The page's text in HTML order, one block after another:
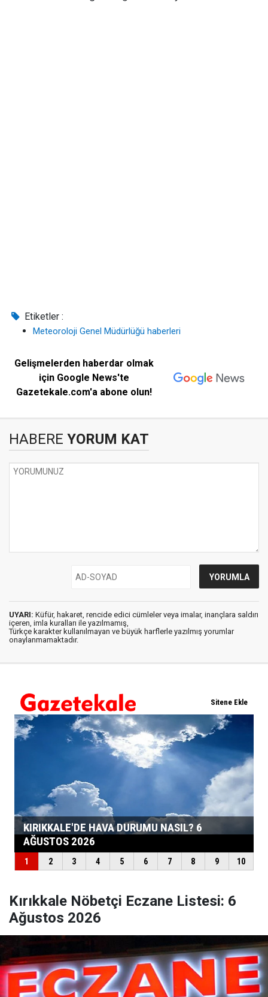
Etiketler :
Meteoroloji Genel Müdürlüğü haberleri
Gelişmelerden haberdar olmak
için Google News'te
Gazetekale.com'a abone olun!
HABERE YORUM KAT
UYARI: Küfür, hakaret, rencide edici cümleler veya imalar, inançlara saldırı
içeren, imla kuralları ile yazılmamış,
Türkçe karakter kullanılmayan ve büyük harflerle yazılmış yorumlar
onaylanmamaktadır.
Kırıkkale Nöbetçi Eczane Listesi: 6
Ağustos 2026